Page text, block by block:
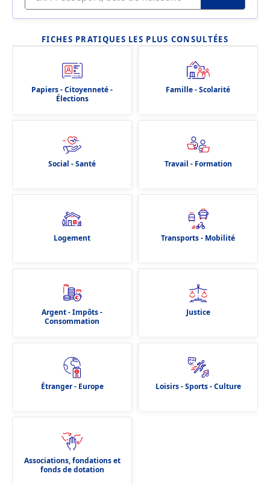
FICHES PRATIQUES LES PLUS CONSULTÉES
Papiers - Citoyenneté -
Élections
Famille - Scolarité
Social - Santé Travail - Formation
Logement Transports - Mobilité
Argent - Impôts -
Consommation
Justice
Étranger - Europe Loisirs - Sports - Culture
Associations, fondations et
fonds de dotation